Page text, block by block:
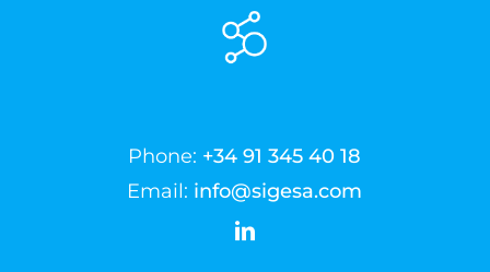
Phone: +34 91 345 40 18
Email: info@sigesa.com